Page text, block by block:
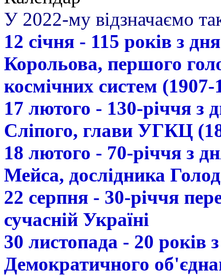
У 2022-му відзначаємо
12 січня - 115 років з
Корольова, першого
космічних систем (1907-
17 лютого - 130-річчя з
Сліпого, глави УГКЦ
18 лютого - 70-річчя з
Мейса, дослідника
22 серпня - 30-річчя
сучасній Україні
30 листопада - 20 років
Демократичного